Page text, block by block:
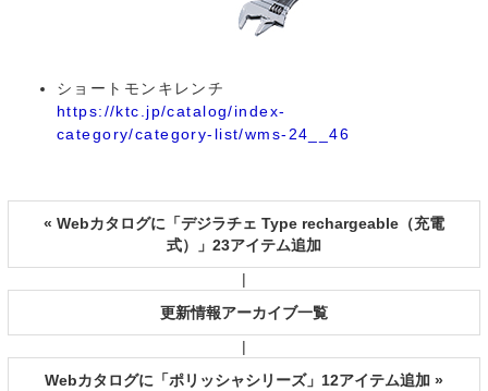
ショートモンキレンチ
https://ktc.jp/catalog/index-
category/category-list/wms-24__46
« Webカタログに「デジラチェ Type rechargeable（充電
式）」23アイテム追加
|
更新情報アーカイブ一覧
|
Webカタログに「ポリッシャシリーズ」12アイテム追加 »